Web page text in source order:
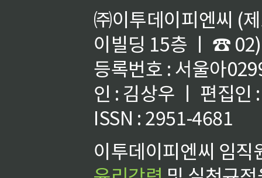
㈜이투데이피엔씨 (
이빌딩 15층 ㅣ ☎
등록번호 : 서울아
인 : 김상우 ㅣ 편집인
ISSN : 2951-4681
이투데이피엔씨 임